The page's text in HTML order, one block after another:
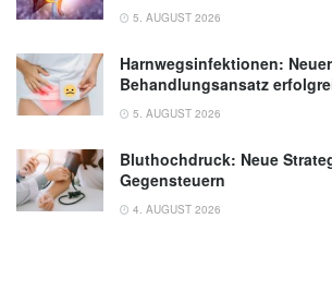
5. AUGUST 2026
Harnwegsinfektionen: Neuer
Behandlungsansatz
5. AUGUST 2026
Bluthochdruck: Neue
Gegensteuern
4. AUGUST 2026